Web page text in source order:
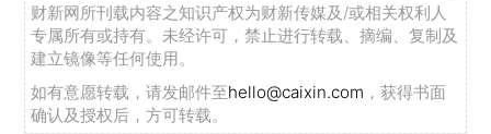
财新网所刊载内容之知识产权为财新传媒及/或相关权利人
专属所有或持有。未经许可，禁止进行转载、摘编、复制及
建立镜像等任何使用。
如有意愿转载，请发邮件至hello@caixin.com ，获得书面
确认及授权后，方可转载。